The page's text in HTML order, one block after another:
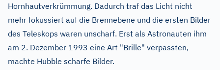
Hornhautverkrümmung. Dadurch traf das Licht nicht
mehr fokussiert auf die Brennebene und die ersten Bilder
des Teleskops waren unscharf. Erst als Astronauten ihm
am 2. Dezember 1993 eine Art "Brille" verpassten,
machte Hubble scharfe Bilder.